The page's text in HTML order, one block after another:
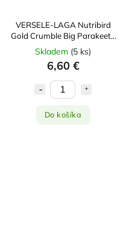
VERSELE-LAGA Nutribird
Gold Crumble Big Parakeets
& Parrots 800g
Skladem (5 ks)
6,60 €
Do košíka